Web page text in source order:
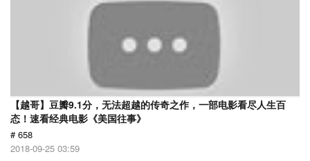
【越哥】豆瓣9.1分，无法超越的传奇之作，一部电影看尽人生百
态！速看经典电影《美国往事》
# 658
2018-09-25 03:59